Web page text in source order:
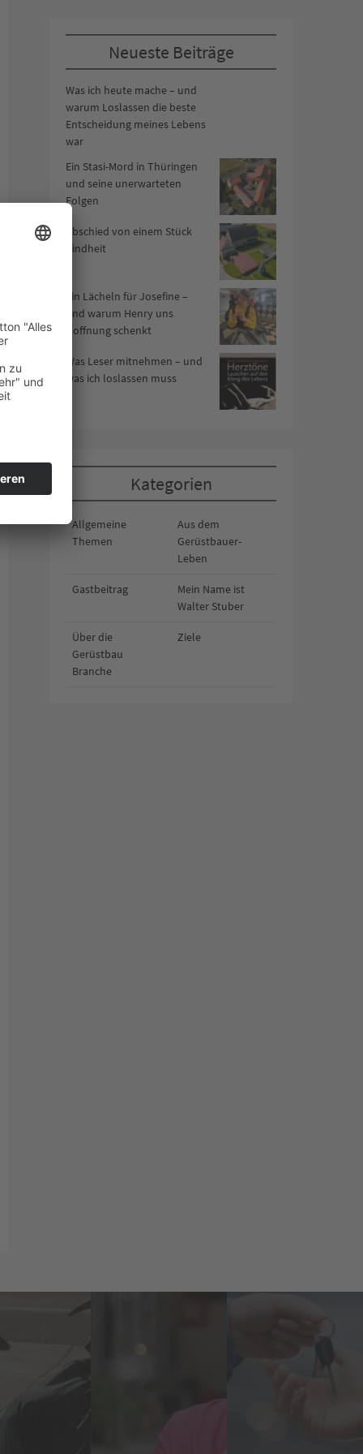
Neueste Beiträge
Was ich heute mache – und
warum Loslassen die beste
Entscheidung meines Lebens
war
Ein Stasi-Mord in Thüringen
und seine unerwarteten
Folgen
Abschied von einem Stück
Kindheit
Ein Lächeln für Josefine –
und warum Henry uns
Hoffnung schenkt
Was Leser mitnehmen – und
was ich loslassen muss
Kategorien
Allgemeine
Themen
Aus dem
Gerüstbauer-
Leben
Gastbeitrag
Mein Name ist
Walter Stuber
Über die
Gerüstbau
Branche
Ziele